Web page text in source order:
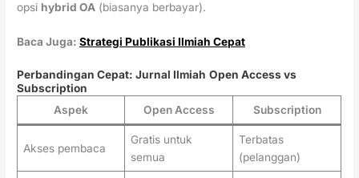
opsi hybrid OA (biasanya berbayar).
Baca Juga:Strategi Publikasi Ilmiah Cepat
Perbandingan Cepat:Jurnal Ilmiah Open Access vs
Subscription
Aspek
Open Access Subscription
Akses pembaca
Gratis untuk
semua
Terbatas
(pelanggan)